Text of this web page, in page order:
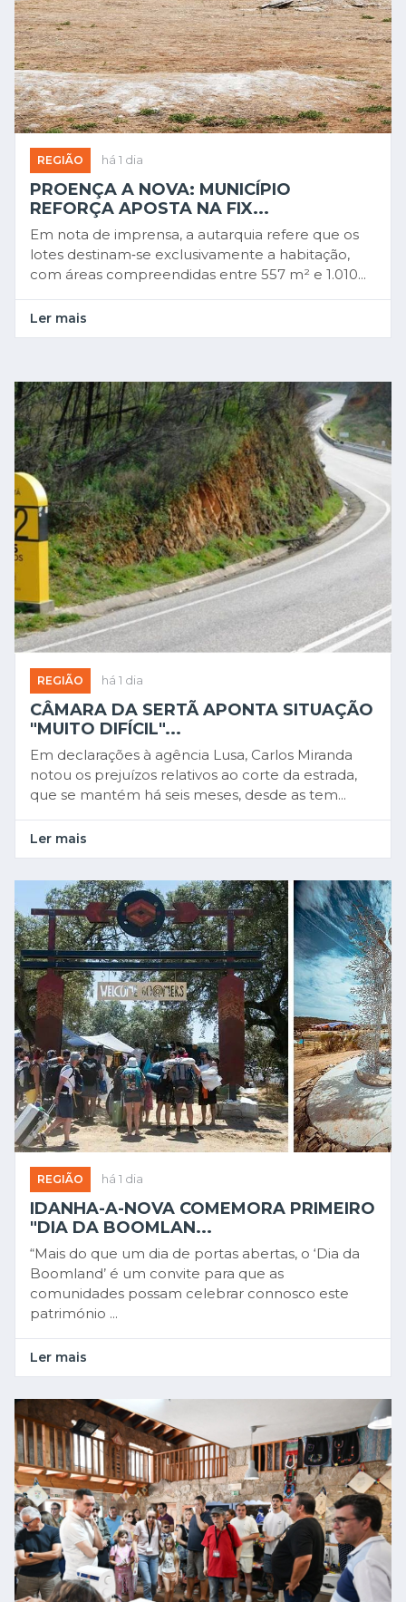
REGIÃO há 1 dia
PROENÇA A NOVA: MUNICÍPIO
REFORÇA APOSTA NA FIX...
Em nota de imprensa, a autarquia refere que os
lotes destinam‑se exclusivamente a habitação,
com áreas compreendidas entre 557 m² e 1.010...
Ler mais
REGIÃO há 1 dia
CÂMARA DA SERTÃ APONTA SITUAÇÃO
"MUITO DIFÍCIL"...
Em declarações à agência Lusa, Carlos Miranda
notou os prejuízos relativos ao corte da estrada,
que se mantém há seis meses, desde as tem...
Ler mais
REGIÃO há 1 dia
IDANHA-A-NOVA COMEMORA PRIMEIRO
"DIA DA BOOMLAN...
“Mais do que um dia de portas abertas, o ‘Dia da
Boomland’ é um convite para que as
comunidades possam celebrar connosco este
património ...
Ler mais